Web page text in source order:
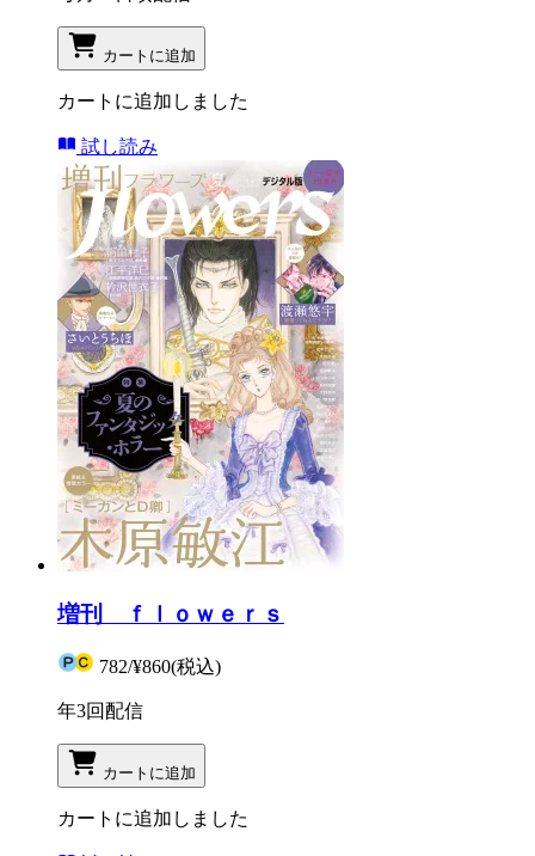
カートに追加
カートに追加しました
試し読み
増刊 ｆｌｏｗｅｒｓ
782/¥860(税込)
年3回配信
カートに追加
カートに追加しました